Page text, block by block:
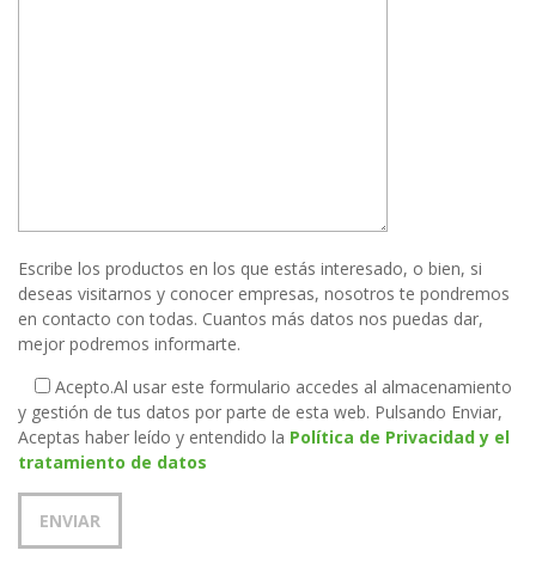
Escribe los productos en los que estás interesado, o bien, si
deseas visitarnos y conocer empresas, nosotros te pondremos
en contacto con todas. Cuantos más datos nos puedas dar,
mejor podremos informarte.
Acepto.Al usar este formulario accedes al almacenamiento
y gestión de tus datos por parte de esta web. Pulsando Enviar,
Aceptas haber leído y entendido la Política de Privacidad y el
tratamiento de datos